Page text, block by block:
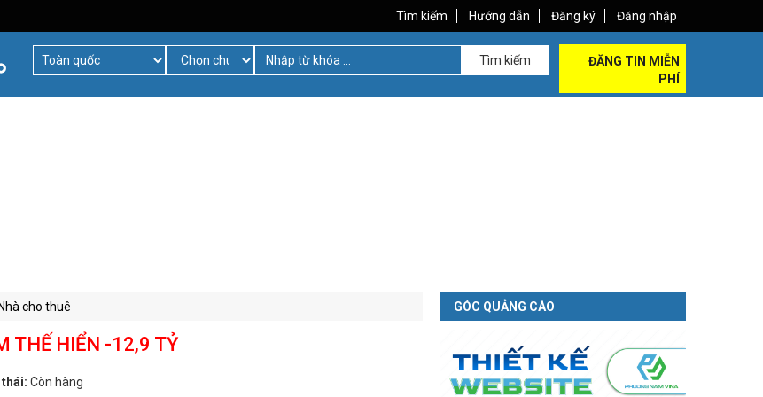
Tìm kiếm Hướng dẫn Đăng ký Đăng nhập
Tìm kiếm
ĐĂNG TIN MIỄN
PHÍ
cho thuê
THẾ HIỂN -12,9 TỶ
Còn hàng
GÓC QUẢNG CÁO